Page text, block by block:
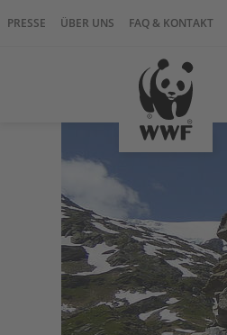
PRESSE ÜBER UNS FAQ & KONTAKT